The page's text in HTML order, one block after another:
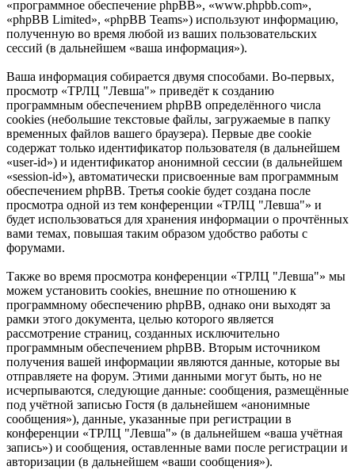
«программное обеспечение phpBB», «www.phpbb.com»,
«phpBB Limited», «phpBB Teams») используют информацию,
полученную во время любой из ваших пользовательских
сессий (в дальнейшем «ваша информация»).
Ваша информация собирается двумя способами. Во-первых,
просмотр «ТРЛЦ "Левша"» приведёт к созданию
программным обеспечением phpBB определённого числа
cookies (небольшие текстовые файлы, загружаемые в папку
временных файлов вашего браузера). Первые две cookie
содержат только идентификатор пользователя (в дальнейшем
«user-id») и идентификатор анонимной сессии (в дальнейшем
«session-id»), автоматически присвоенные вам программным
обеспечением phpBB. Третья cookie будет создана после
просмотра одной из тем конференции «ТРЛЦ "Левша"» и
будет использоваться для хранения информации о прочтённых
вами темах, повышая таким образом удобство работы с
форумами.
Также во время просмотра конференции «ТРЛЦ "Левша"» мы
можем установить cookies, внешние по отношению к
программному обеспечению phpBB, однако они выходят за
рамки этого документа, целью которого является
рассмотрение страниц, созданных исключительно
программным обеспечением phpBB. Вторым источником
получения вашей информации являются данные, которые вы
отправляете на форум. Этими данными могут быть, но не
исчерпываются, следующие данные: сообщения, размещённые
под учётной записью Гостя (в дальнейшем «анонимные
сообщения»), данные, указанные при регистрации в
конференции «ТРЛЦ "Левша"» (в дальнейшем «ваша учётная
запись») и сообщения, оставленные вами после регистрации и
авторизации (в дальнейшем «ваши сообщения»).